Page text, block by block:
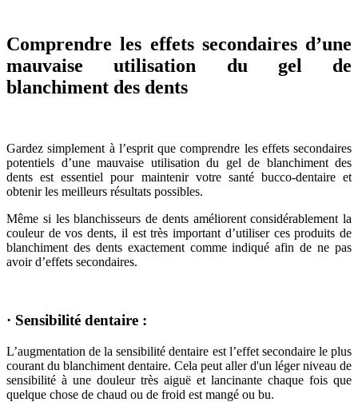
Comprendre les effets secondaires d’une
mauvaise utilisation du gel de
blanchiment des dents
Gardez simplement à l’esprit que comprendre les effets secondaires
potentiels d’une mauvaise utilisation du gel de blanchiment des
dents est essentiel pour maintenir votre santé bucco-dentaire et
obtenir les meilleurs résultats possibles.
Même si les blanchisseurs de dents améliorent considérablement la
couleur de vos dents, il est très important d’utiliser ces produits de
blanchiment des dents exactement comme indiqué afin de ne pas
avoir d’effets secondaires.
· Sensibilité dentaire :
L’augmentation de la sensibilité dentaire est l’effet secondaire le plus
courant du blanchiment dentaire. Cela peut aller d'un léger niveau de
sensibilité à une douleur très aiguë et lancinante chaque fois que
quelque chose de chaud ou de froid est mangé ou bu.